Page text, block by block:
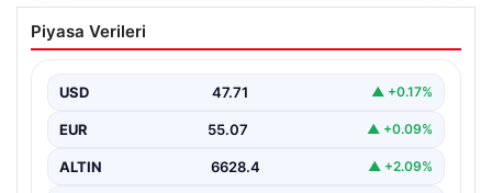
İşte Muhammed Salah’ın ilk sözleri
Piyasa Verileri
USD 47.71 ▲ +0.17%
EUR 55.07 ▲ +0.09%
ALTIN 6628.4 ▲ +2.09%